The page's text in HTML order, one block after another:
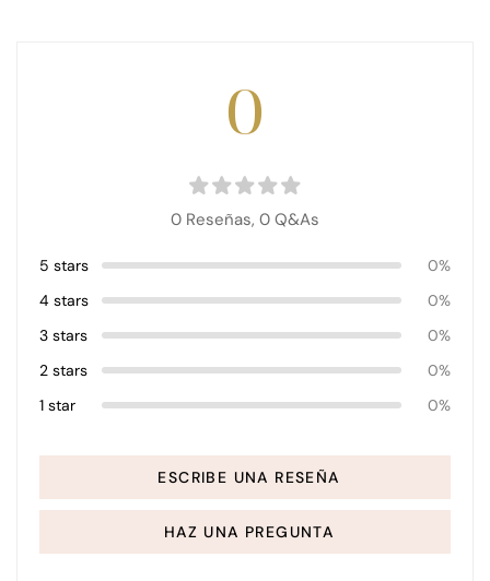
0
0 Reseñas, 0 Q&As
5 stars
0%
4 stars
0%
3 stars
0%
2 stars
0%
1 star
0%
ESCRIBE UNA RESEÑA
HAZ UNA PREGUNTA